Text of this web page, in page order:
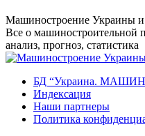
Перейти
к
содержанию
Машиностроение Украины
Все о машиностроительной
анализ, прогноз, статистика
БД “Украина.
Индекcация
Наши партнеры
Политика